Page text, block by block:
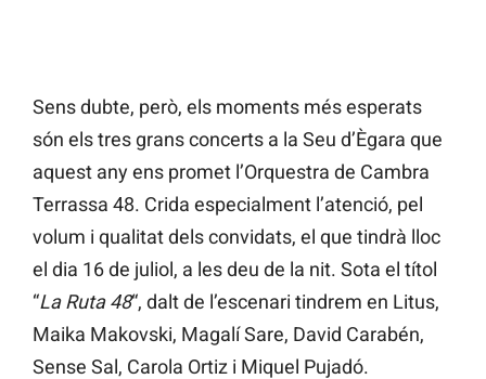
Sens dubte, però, els moments més esperats
són els tres grans concerts a la Seu d’Ègara que
aquest any ens promet l’Orquestra de Cambra
Terrassa 48. Crida especialment l’atenció, pel
volum i qualitat dels convidats, el que tindrà lloc
el dia 16 de juliol, a les deu de la nit. Sota el títol
“La Ruta 48“, dalt de l’escenari tindrem en Litus,
Maika Makovski, Magalí Sare, David Carabén,
Sense Sal, Carola Ortiz i Miquel Pujadó.